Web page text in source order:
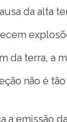
da alta
da terra, a
não é
a emissão